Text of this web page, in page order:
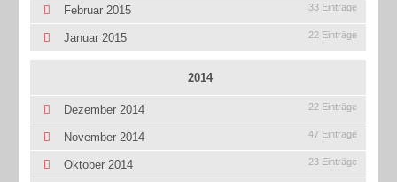
Februar 2015 33 Einträge
Januar 2015 22 Einträge
2014
Dezember 2014 22 Einträge
November 2014 47 Einträge
Oktober 2014 23 Einträge